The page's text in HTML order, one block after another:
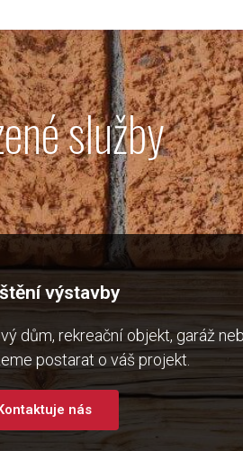
služby
výstavby
dům, rekreační objekt, garáž
postarat o váš projekt.
nás